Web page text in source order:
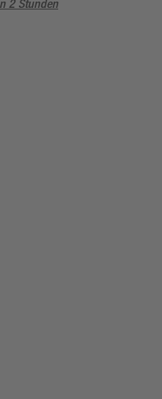
2 Stunden